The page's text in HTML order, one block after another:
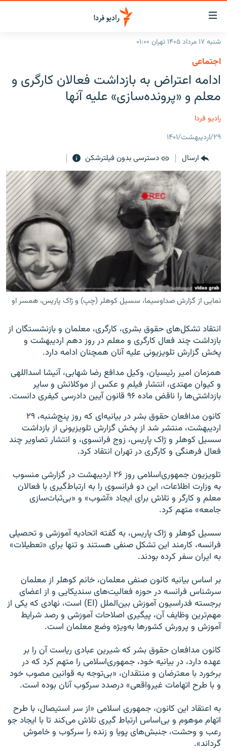
لینک‌های
قابلیت
دسترسی
بازگشت
اصلی
رفتن
به
صفحه
ایران
جهان
فرکانس‌ها
پادکست
چندرسانه‌ای
گزارش‌های تصویری
گزارش‌های ویدئویی
زنان فردا
English
به ما بپیوندید
زبان‌های دیگر
شنبه ۱۷ مرداد ۱۴۰۵ تهران ۰۱:۰۰
اجتماعی
ادامه اعتراض به بازداشت فعالان کارگری و
معلم و «پرونده‌سازی» علیه آنها
رادیو فردا
۲۹/اردیبهشت/۱۴۰۱
ارسال
دسترسی بدون فیلترشکن
نمایی از گزارش صداوسیما، سسیل کوهلر (چپ) و ژاک پاریس، همسر او
انتقاد تشکل‌‌های حقوق بشری، کارگری، معلمان و بازنشستگان از
بازداشت‌ چند فعال کارگری و معلم در روز دهم اردیبهشت و
پخش گزارش تلویزیونی علیه آنان همچنان ادامه دارد.
همزمان امیر رئیسیان، وکیل مدافع رضا شهابی، آنیشا اسداللهی
و کیوان مهتدی، انتشار فیلم و عکس از موکلانش و سایر
بازداشتی‌ها را ناقض ماده ۹۶ قانون آیین دادرسی کیفری دانست.
کانون مدافعان حقوق‌ بشر در بیانیه‌ای که روز پنج‌شنبه، ۲۹
اردیبهشت، منتشر شد از پخش گزارش تلویزیونی از بازداشت
سسیل کوهلر و ژاک پاریس، زوج فرانسوی، و انتشار تصاویر چند
فعال فرهنگی و کارگری در تهران انتقاد کرد.
تلویزیون جمهوری‌اسلامی روز ۲۶ اردیبهشت در گزارشی منسوب
به وزارت اطلاعات، این دو فرانسوی را به ارتباط‌گیری با فعالان
معلم و کارگر و تلاش برای ایجاد «آشوب» و «بی‌ثبات‌سازی
جامعه» متهم کرد.
سسیل کوهلر و ژاک پاریس، به گفته اتحادیه آموزشی و تحصیلی
فرانسه، کارمند این تشکل صنفی هستند و تنها برای «تعطیلات»
به ایران سفر کرده بودند.
بر اساس بیانیه کانون صنفی معلمان، خانم کوهلر از معلمان
سرشناس فرانسه در حوزه فعالیت‌های سندیکایی و از اعضای
برجسته فدراسیون آموزش بین‌الملل (EI) است، نهادی که یکی از
مهم‌ترین وظایف آن، پیگیری اصلاحات آموزشی و رصد شرایط
آموزش و پرورش کشورها به‌ویژه وضع معلمان است.
کانون مدافعان حقوق‌ بشر که شیرین‌ عبادی ریاست آن را بر
عهده دارد، در بیانیه خود،‌ جمهوری‌اسلامی را متهم کرد که در
برخورد با معترضان و منتقدان، «بی‌توجه به قوانین مصوب خود
و با طرح اتهامات غیرواقعی» درصدد سرکوب آنان بوده است.
به اعتقاد این کانون، جمهوری‌ اسلامی «از سر استیصال، با طرح
اتهام موهوم و بی‌اساس ارتباط‌ گیری تلاش می‌کند تا با ایجاد جو
رعب و وحشت، جنبش‌های پویا و زنده را سرکوب و خاموش
گرداند».